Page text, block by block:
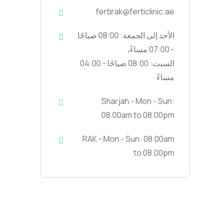
fertirak@ferticlinic.ae
الأحد إلى الجمعة: 08:00 صباحًا
- 07:00 مساءً،
السبت: 08:00 صباحًا - 04:00
مساءً
Sharjah - Mon - Sun:
08.00am to 08.00pm
RAK - Mon - Sun: 08.00am
to 08.00pm